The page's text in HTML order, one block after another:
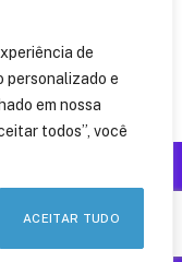
de
personalizado e
em nossa
todos”, você
ACEITAR TUDO
reservados.
LinkedIn
Facebook
Instagram
X